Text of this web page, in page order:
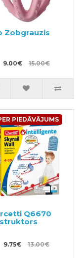
Zobgrauzis
9.00€ 15.00€
PIEDĀVĀJUMS
Q6670
9.75€ 13.00€